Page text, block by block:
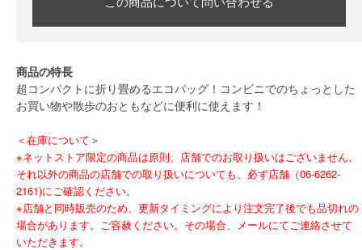
商品の特長
超コンパクトに折り畳めるエコバッグ！コンビニでのちょっとした
お買い物や散歩のおともなどに便利に使えます！
＜在庫について＞
※ネットストア限定の商品は原則、店舗でのお取り扱いはございません。
それ以外の商品の店舗での取り扱いについても、必ず店舗（06-6262-
2161)にご確認ください。
※店舗と同時販売のため、更新タイミングにより注文完了後でも品切れの
場合があります。ご容赦ください。その場合、メールにてご連絡させて
いただきます。